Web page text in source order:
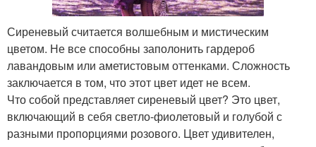
Сиреневый считается волшебным и мистическим
цветом. Не все способны заполонить гардероб
лавандовым или аметистовым оттенками. Сложность
заключается в том, что этот цвет идет не всем.
Что собой представляет сиреневый цвет? Это цвет,
включающий в себя светло-фиолетовый и голубой с
разными пропорциями розового. Цвет удивителен,